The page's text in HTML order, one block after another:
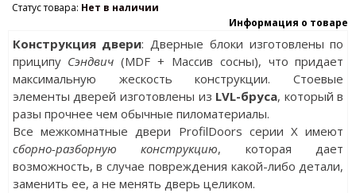
Статус товара: Нет в наличии
Информация о товаре
Конструкция двери: Дверные блоки изготовлены по
приципу Сэндвич (MDF + Массив сосны), что придает
максимальную жескость конструкции. Стоевые
элементы дверей изготовлены из LVL-бруса, который в
разы прочнее чем обычные пиломатериалы.
Все межкомнатные двери ProfilDoors серии X имеют
сборно-разборную конструкцию, которая дает
возможность, в случае повреждения какой-либо детали,
заменить ее, а не менять дверь целиком.